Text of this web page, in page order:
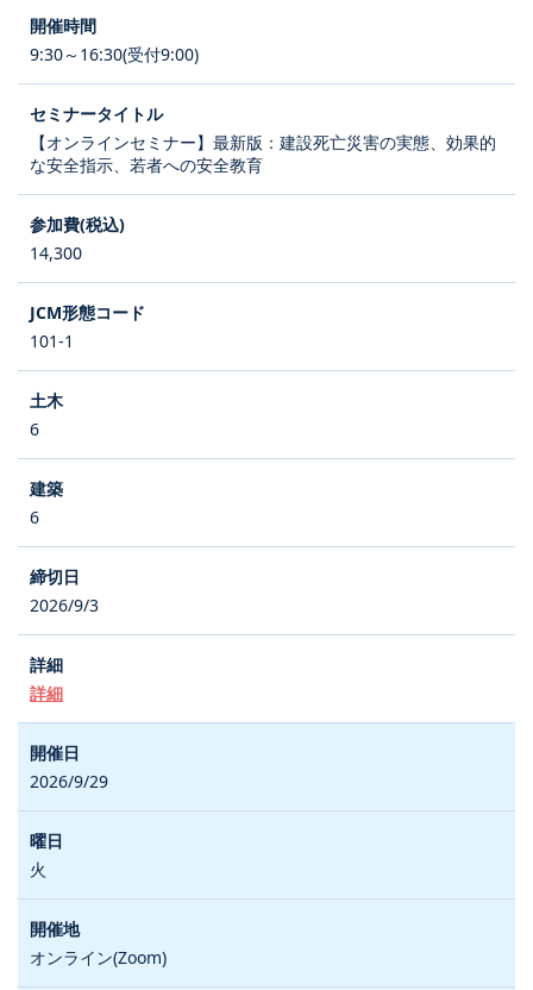
9:30～16:30(受付9:00)
【オンラインセミナー】最新版：建設死亡災害の実態、効果的
な安全指示、若者への安全教育
14,300
101-1
6
6
2026/9/3
詳細
2026/9/29
火
オンライン(Zoom)